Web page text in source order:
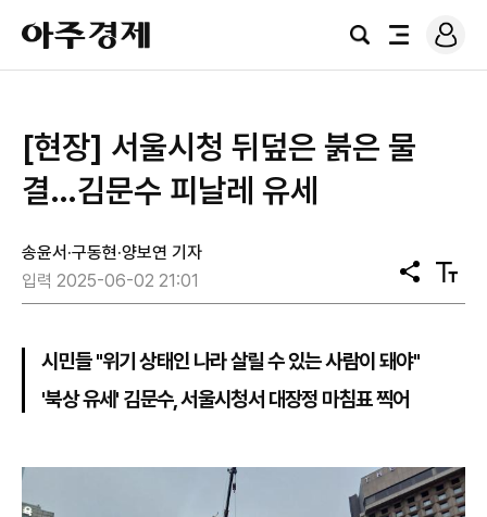
아
주
경
검
전
로
그
[현장] 서울시청 뒤덮은 붉은 물
결…김문수 피날레 유세
송윤서·구동현·양보연 기자
입력 2025-06-02 21:01
공
유
텍
스
시민들 "위기 상태인 나라 살릴 수 있는 사람이 돼야"
'북상 유세' 김문수, 서울시청서 대장정 마침표 찍어